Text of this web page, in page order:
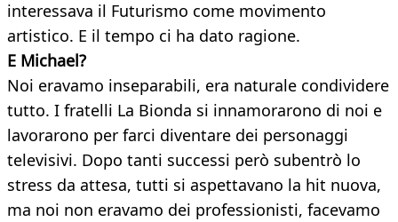
interessava il Futurismo come movimento
artistico. E il tempo ci ha dato ragione.
E Michael?
Noi eravamo inseparabili, era naturale condividere
tutto. I fratelli La Bionda si innamorarono di noi e
lavorarono per farci diventare dei personaggi
televisivi. Dopo tanti successi però subentrò lo
stress da attesa, tutti si aspettavano la hit nuova,
ma noi non eravamo dei professionisti, facevamo